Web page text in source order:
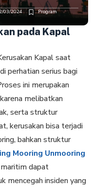
03/2024 Program
pada Kapal
Kapal saat
perhatian serius bagi
ini merupakan
melibatkan
serta struktur
kerusakan bisa terjadi
bahkan struktur
Mooring Unmooring
dapat
mencegah insiden yang